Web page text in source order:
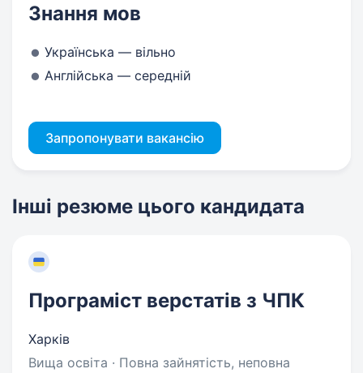
Знання мов
Українська — вільно
Англійська — середній
Запропонувати вакансію
Інші резюме цього кандидата
Програміст верстатів з ЧПК
Харків
Вища освіта · Повна зайнятість, неповна